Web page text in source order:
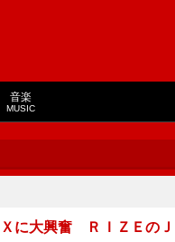
音楽
MUSIC
に大興奮 ＲＩＺＥのＪ